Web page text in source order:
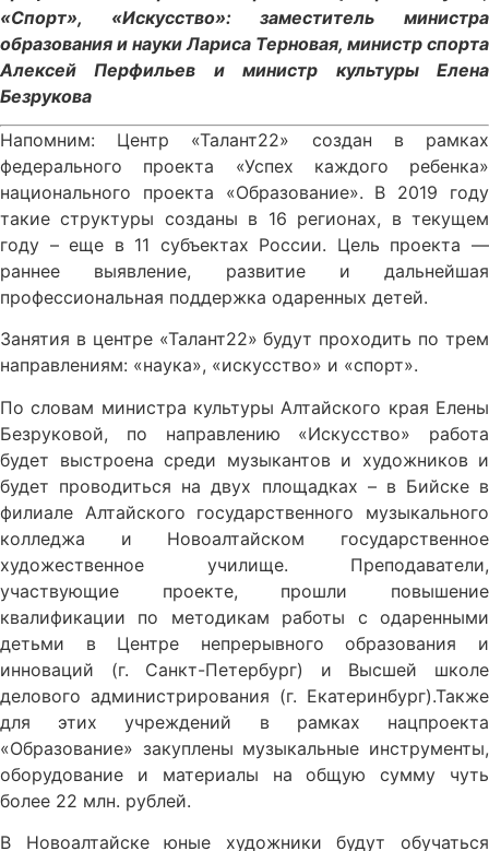
«Спорт», «Искусство»: заместитель министра
образования и науки Лариса Терновая, министр спорта
Алексей Перфильев и министр культуры Елена
Безрукова
Напомним: Центр «Талант22» создан в рамках
федерального проекта «Успех каждого ребенка»
национального проекта «Образование». В 2019 году
такие структуры созданы в 16 регионах, в текущем
году – еще в 11 субъектах России. Цель проекта —
раннее выявление, развитие и дальнейшая
профессиональная поддержка одаренных детей.
Занятия в центре «Талант22» будут проходить по трем
направлениям: «наука», «искусство» и «спорт».
По словам министра культуры Алтайского края Елены
Безруковой, по направлению «Искусство» работа
будет выстроена среди музыкантов и художников и
будет проводиться на двух площадках – в Бийске в
филиале Алтайского государственного музыкального
колледжа и Новоалтайском государственное
художественное училище. Преподаватели,
участвующие проекте, прошли повышение
квалификации по методикам работы с одаренными
детьми в Центре непрерывного образования и
инноваций (г. Санкт-Петербург) и Высшей школе
делового администрирования (г. Екатеринбург).Также
для этих учреждений в рамках нацпроекта
«Образование» закуплены музыкальные инструменты,
оборудование и материалы на общую сумму чуть
более 22 млн. рублей.
В Новоалтайске юные художники будут обучаться